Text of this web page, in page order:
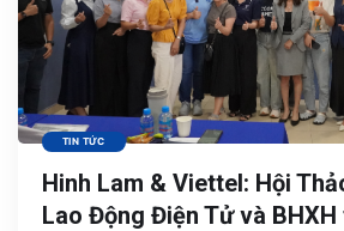
TIN TỨC
Hinh Lam & Viettel: Hội
Lao Động Điện Tử và BHXH